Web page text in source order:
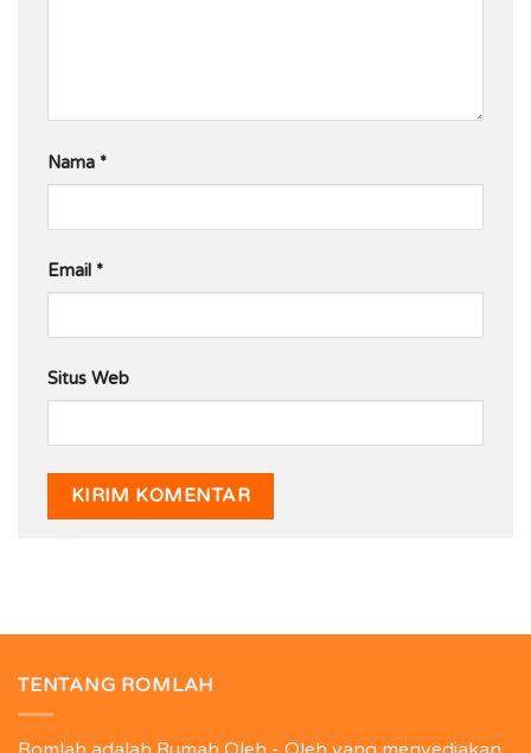
Nama *
Email *
Situs Web
TENTANG ROMLAH